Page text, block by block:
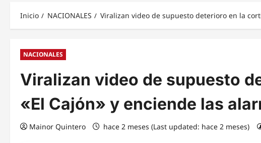
Inicio NACIONALES Viralizan video de supuesto deterioro en la
NACIONALES
Viralizan video de supuesto
«El Cajón» y enciende las
Mainor Quintero hace 2 meses (Last updated: hace 2 meses)